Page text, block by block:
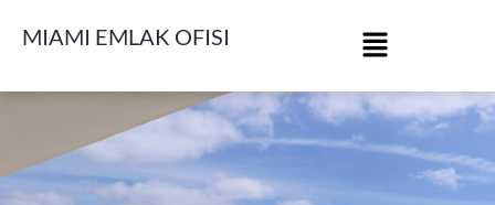
MIAMI EMLAK OFISI